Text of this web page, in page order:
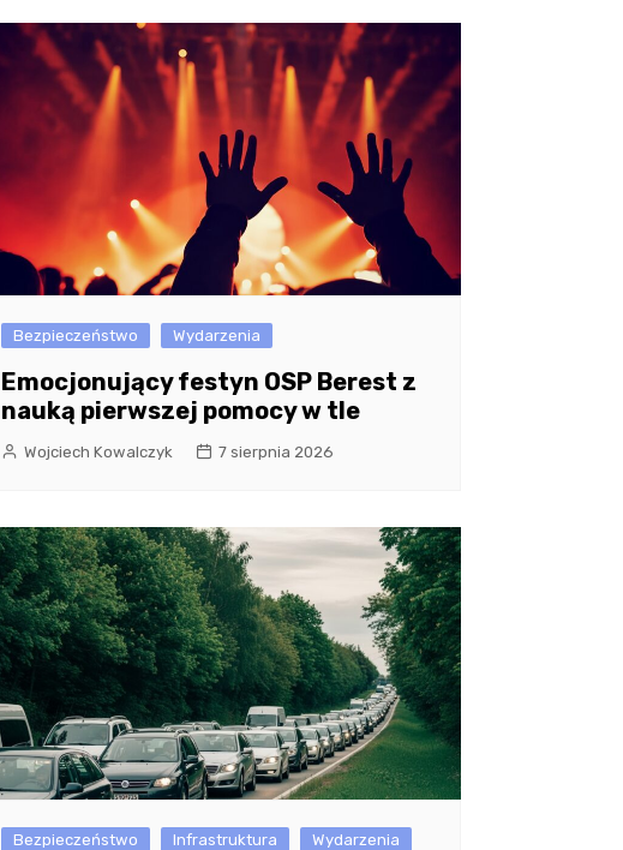
Bezpieczeństwo Wydarzenia
Emocjonujący festyn OSP Berest z
nauką pierwszej pomocy w tle
Wojciech Kowalczyk 7 sierpnia 2026
Bezpieczeństwo Infrastruktura Wydarzenia